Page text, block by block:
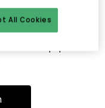
finns eller att den har
I menyn ovan kan du
All Cookies